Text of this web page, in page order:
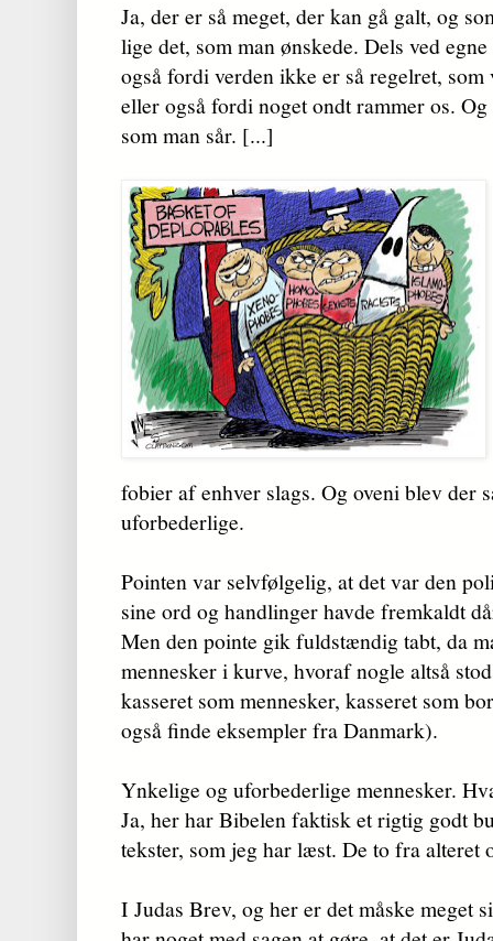
Ja, der er så meget, der kan gå galt, og
lige det, som man ønskede. Dels ved
også fordi verden ikke er så regelret,
eller også fordi noget ondt rammer os.
som man sår. [...]
fobier af enhver slags. Og oveni blev der
uforbederlige.
Pointen var selvfølgelig, at det var den
sine ord og handlinger havde fremkaldt
Men den pointe gik fuldstændig tabt, da
mennesker i kurve, hvoraf nogle altså
kasseret som mennesker, kasseret som
også finde eksempler fra Danmark).
Ynkelige og uforbederlige mennesker.
Ja, her har Bibelen faktisk et rigtig godt
tekster, som jeg har læst. De to fra alteret
I Judas Brev, og her er det måske meget